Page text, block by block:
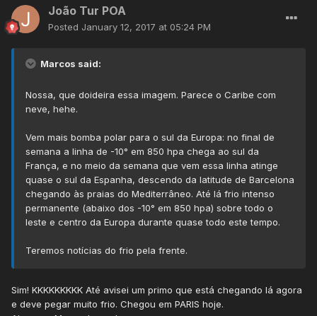
João Tur POA
Posted January 12, 2017 at 05:24 PM
Marcos said:
Nossa, que doideira essa imagem. Parece o Caribe com
neve, hehe.
Vem mais bomba polar para o sul da Europa: no final de
semana a linha de -10° em 850 hpa chega ao sul da
França, e no meio da semana que vem essa linha atinge
quase o sul da Espanha, descendo da latitude de Barcelona
chegando às praias do Mediterrâneo. Até lá frio intenso
permanente (abaixo dos -10° em 850 hpa) sobre todo o
leste e centro da Europa durante quase todo este tempo.
Teremos notícias do frio pela frente.
Sim! KKKKKKKKK Até avisei um primo que está chegando lá agora
e deve pegar muito frio. Chegou em PARIS hoje.